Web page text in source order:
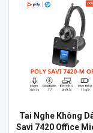
Tai Nghe Không
Savi 7420 Office